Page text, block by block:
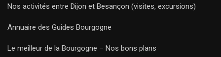
Nos activités entre Dijon et Besançon (visites, excursions)
Annuaire des Guides Bourgogne
Le meilleur de la Bourgogne – Nos bons plans